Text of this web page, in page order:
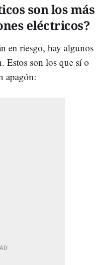
son los más
eléctricos?
en riesgo, hay algunos
Estos son los que sí o
apagón: